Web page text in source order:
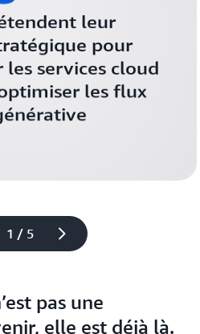
1 / 5
leur
pour
services cloud
les flux
En
pas une
elle est déjà là.